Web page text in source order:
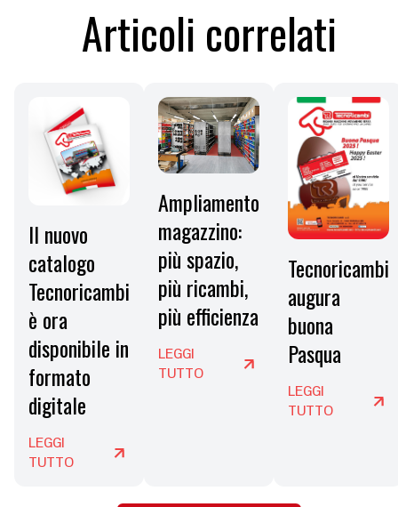
Articoli correlati
Il nuovo
catalogo
Tecnoricambi
è ora
disponibile in
formato
digitale
LEGGI
TUTTO
Ampliamento
magazzino:
più spazio,
più ricambi,
più efficienza
LEGGI
TUTTO
Tecnoricambi
augura
buona
Pasqua
LEGGI
TUTTO